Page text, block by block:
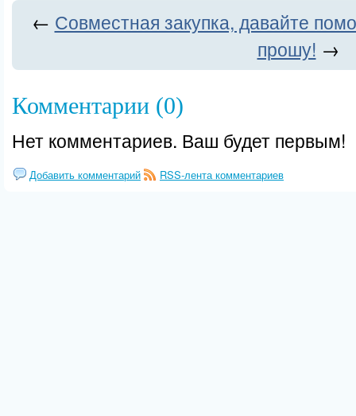
← Совместная закупка, давайте
прошу! →
Комментарии (0)
Нет комментариев. Ваш будет первым!
Добавить комментарий RSS-лента комментариев